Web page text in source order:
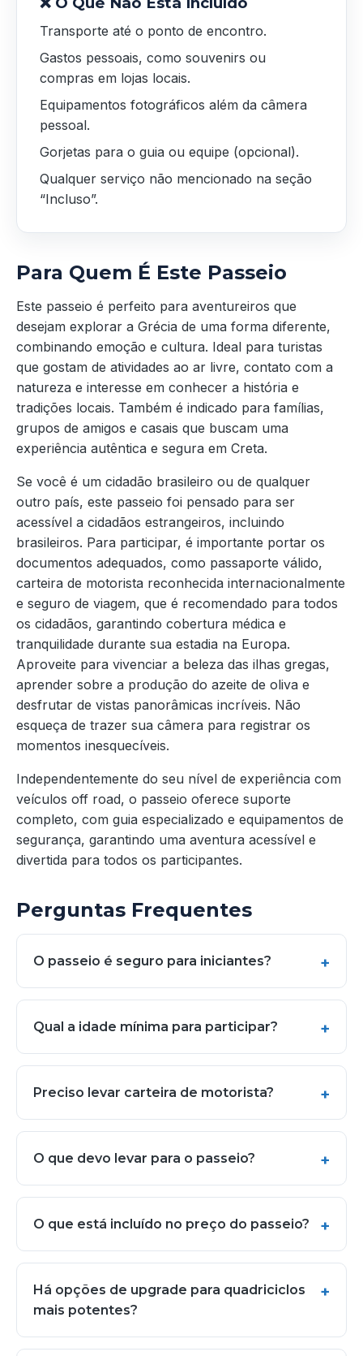
Transporte até o ponto de encontro.
Gastos pessoais, como souvenirs ou
compras em lojas locais.
Equipamentos fotográficos além da câmera
pessoal.
Gorjetas para o guia ou equipe (opcional).
Qualquer serviço não mencionado na seção
“Incluso”.
Para Quem É Este Passeio
Este passeio é perfeito para aventureiros que
desejam explorar a Grécia de uma forma diferente,
combinando emoção e cultura. Ideal para turistas
que gostam de atividades ao ar livre, contato com a
natureza e interesse em conhecer a história e
tradições locais. Também é indicado para famílias,
grupos de amigos e casais que buscam uma
experiência autêntica e segura em Creta.
Se você é um cidadão brasileiro ou de qualquer
outro país, este passeio foi pensado para ser
acessível a cidadãos estrangeiros, incluindo
brasileiros. Para participar, é importante portar os
documentos adequados, como passaporte válido,
carteira de motorista reconhecida internacionalmente
e seguro de viagem, que é recomendado para todos
os cidadãos, garantindo cobertura médica e
tranquilidade durante sua estadia na Europa.
Aproveite para vivenciar a beleza das ilhas gregas,
aprender sobre a produção do azeite de oliva e
desfrutar de vistas panorâmicas incríveis. Não
esqueça de trazer sua câmera para registrar os
momentos inesquecíveis.
Independentemente do seu nível de experiência com
veículos off road, o passeio oferece suporte
completo, com guia especializado e equipamentos de
segurança, garantindo uma aventura acessível e
divertida para todos os participantes.
Perguntas Frequentes
O passeio é seguro para iniciantes?
Qual a idade mínima para participar?
Preciso levar carteira de motorista?
O que devo levar para o passeio?
O que está incluído no preço do passeio?
Há opções de upgrade para quadriciclos
mais potentes?